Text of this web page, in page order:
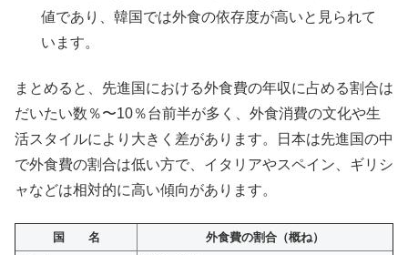
値であり、韓国では外食の依存度が高いと見られて
います。
まとめると、先進国における外食費の年収に占める割合は
だいたい数％〜10％台前半が多く、外食消費の文化や生
活スタイルにより大きく差があります。日本は先進国の中
で外食費の割合は低い方で、イタリアやスペイン、ギリシ
ャなどは相対的に高い傾向があります。
国 名
外食費の割合（概ね）